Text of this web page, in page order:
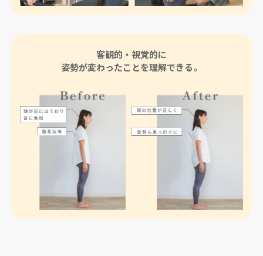
客観的・視覚的に
姿勢が変わったことを理解できる。